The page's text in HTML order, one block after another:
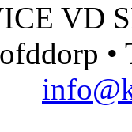
VD
•